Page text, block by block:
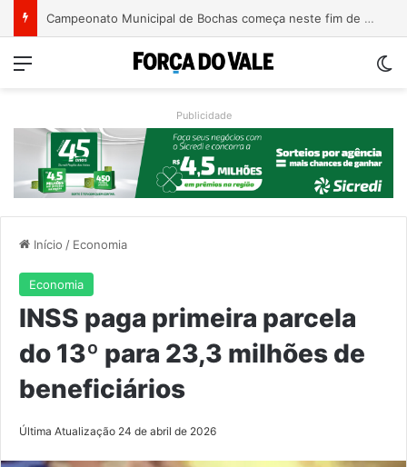
Turismo de Relvado ganha destaque na Turisvales 2026 com apresentação do Caminho da Fé e Devoção
Menu
Publicidade
Início / Economia
Economia
INSS paga primeira parcela
do 13º para 23,3 milhões de
beneficiários
Última Atualização 24 de abril de 2026